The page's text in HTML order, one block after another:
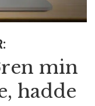
min
hadde